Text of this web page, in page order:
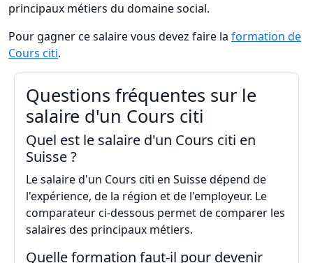
principaux métiers du domaine social.
Pour gagner ce salaire vous devez faire la formation de
Cours citi.
Questions fréquentes sur le
salaire d'un Cours citi
Quel est le salaire d'un Cours citi en
Suisse ?
Le salaire d'un Cours citi en Suisse dépend de
l'expérience, de la région et de l'employeur. Le
comparateur ci-dessous permet de comparer les
salaires des principaux métiers.
Quelle formation faut-il pour devenir